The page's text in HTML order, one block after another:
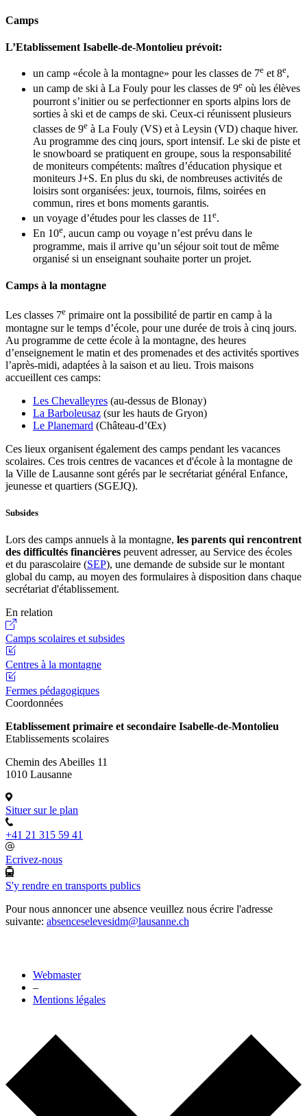
Camps
L’Etablissement Isabelle-de-Montolieu prévoit:
un camp «école à la montagne» pour les classes de 7e et 8e,
un camp de ski à La Fouly pour les classes de 9e où les élèves
pourront s’initier ou se perfectionner en sports alpins lors de
sorties à ski et de camps de ski. Ceux-ci réunissent plusieurs
classes de 9e à La Fouly (VS) et à Leysin (VD) chaque hiver.
Au programme des cinq jours, sport intensif. Le ski de piste et
le snowboard se pratiquent en groupe, sous la responsabilité
de moniteurs compétents: maîtres d’éducation physique et
moniteurs J+S. En plus du ski, de nombreuses activités de
loisirs sont organisées: jeux, tournois, films, soirées en
commun, rires et bons moments garantis.
un voyage d’études pour les classes de 11e.
En 10e, aucun camp ou voyage n’est prévu dans le
programme, mais il arrive qu’un séjour soit tout de même
organisé si un enseignant souhaite porter un projet.
Camps à la montagne
Les classes 7e primaire ont la possibilité de partir en camp à la
montagne sur le temps d’école, pour une durée de trois à cinq jours.
Au programme de cette école à la montagne, des heures
d’enseignement le matin et des promenades et des activités sportives
l’après-midi, adaptées à la saison et au lieu. Trois maisons
accueillent ces camps:
Les Chevalleyres (au-dessus de Blonay)
La Barboleusaz (sur les hauts de Gryon)
Le Planemard (Château-d’Œx)
Ces lieux organisent également des camps pendant les vacances
scolaires. Ces trois centres de vacances et d'école à la montagne de
la Ville de Lausanne sont gérés par le secrétariat général Enfance,
jeunesse et quartiers (SGEJQ).
Subsides
Lors des camps annuels à la montagne, les parents qui rencontrent
des difficultés financières peuvent adresser, au Service des écoles
et du parascolaire (SEP), une demande de subside sur le montant
global du camp, au moyen des formulaires à disposition dans chaque
secrétariat d'établissement.
En relation
Camps scolaires et subsides
Centres à la montagne
Fermes pédagogiques
Coordonnées
Etablissement primaire et secondaire Isabelle-de-Montolieu
Etablissements scolaires
Chemin des Abeilles 11
1010 Lausanne
Situer sur le plan
+41 21 315 59 41
Ecrivez-nous
S'y rendre en transports publics
Pour nous annoncer une absence veuillez nous écrire l'adresse
suivante: absenceselevesidm@lausanne.ch
Webmaster
–
Mentions légales